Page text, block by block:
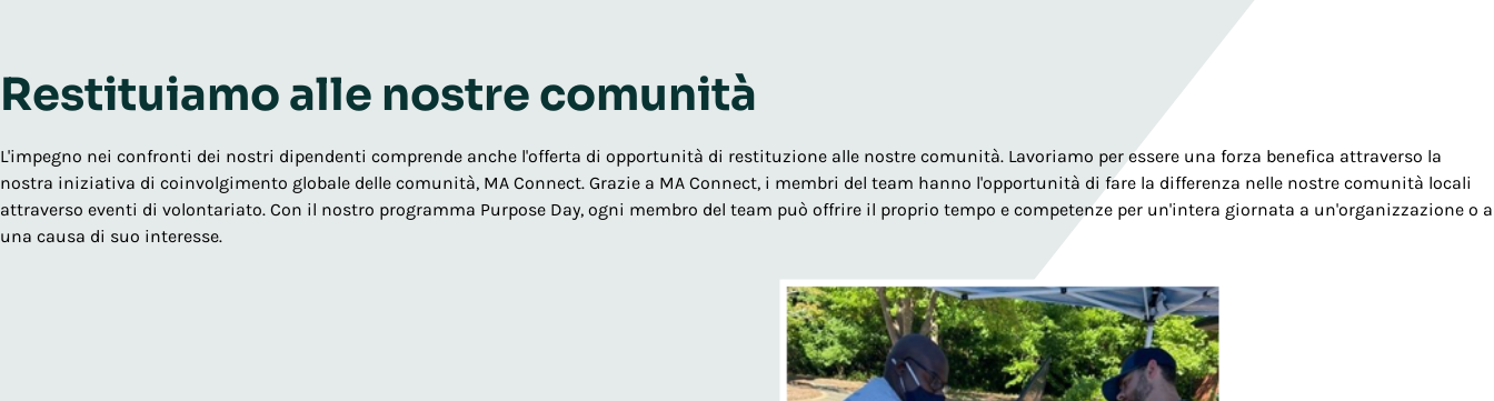
Restituiamo alle nostre comunità
L'impegno nei confronti dei nostri dipendenti comprende anche l'offerta di opportunità di restituzione alle nostre comunità. Lavoriamo per essere una forza benefica attraverso la
nostra iniziativa di coinvolgimento globale delle comunità, MA Connect. Grazie a MA Connect, i membri del team hanno l'opportunità di fare la differenza nelle nostre comunità locali
attraverso eventi di volontariato. Con il nostro programma Purpose Day, ogni membro del team può offrire il proprio tempo e competenze per un'intera giornata a un'organizzazione o a
una causa di suo interesse.